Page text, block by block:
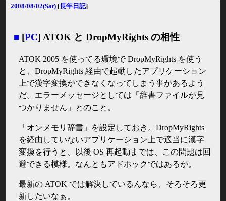
2008/08/02(Sat) [長年日記]
■ [PC] ATOK と DropMyRights の相性
ATOK 2005 を使ってる環境で DropMyRights を使う
と、DropMyRights 経由で起動したアプリケーション
上で漢字変換ができなくなってしまう事があるよう
だ。エラーメッセージとしては「辞書ファイルが見
つかりません」とのこと。
「オンメモリ辞書」を設定しておき。DropMyRights
を経由していないアプリケーション上で適当に漢字
変換を行うと、以後 OS 再起動までは、この問題は回
避できる模様。なんともアドホックではあるが。
最新の ATOK では解決しているんなら、そろそろ更
新したいなぁ。